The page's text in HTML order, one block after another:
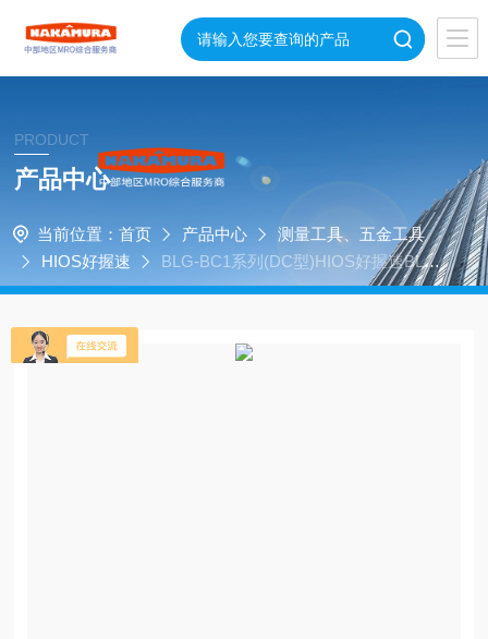
PRODUCT
产品中心
当前位置： 首页 产品中心
测量工具、五金工具
HIOS好握速
BLG-BC1系列(DC型)HIOS好握速BLG-
4000BC1无碳刷电动螺丝刀